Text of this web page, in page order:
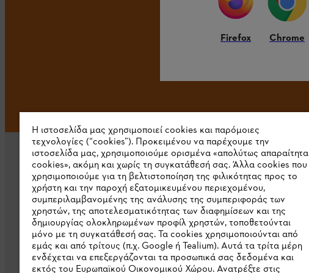
Εταιρεία
Σχετικά με εμάς
Λήψη καταλόγου
Firefox Chrome
Η ιστοσελίδα μας χρησιμοποιεί cookies και παρόμοιες
τεχνολογίες (“cookies”). Προκειμένου να παρέχουμε την
ιστοσελίδα μας, χρησιμοποιούμε ορισμένα «απολύτως απαραίτητα
cookies», ακόμη και χωρίς τη συγκατάθεσή σας. Άλλα cookies που
χρησιμοποιούμε για τη βελτιστοποίηση της φιλικότητας προς το
χρήστη και την παροχή εξατομικευμένου περιεχομένου,
συμπεριλαμβανομένης της ανάλυσης της συμπεριφοράς των
χρηστών, της αποτελεσματικότητας των διαφημίσεων και της
δημιουργίας ολοκληρωμένων προφίλ χρηστών, τοποθετούνται
μόνο με τη συγκατάθεσή σας. Τα cookies χρησιμοποιούνται από
εμάς και από τρίτους (π.χ. Google ή Tealium). Αυτά τα τρίτα μέρη
ενδέχεται να επεξεργάζονται τα προσωπικά σας δεδομένα και
εκτός του Ευρωπαϊκού Οικονομικού Χώρου. Ανατρέξτε στις